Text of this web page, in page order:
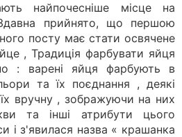
найпочесніше місце на
прийнято, що першою
посту має стати освячене
, Традиція фарбувати яйця
: варені яйця фарбують в
та їх поєднання , деякі
вручну , зображуючи на них
та інші атрибути цього
і з'явилася назва « крашанка